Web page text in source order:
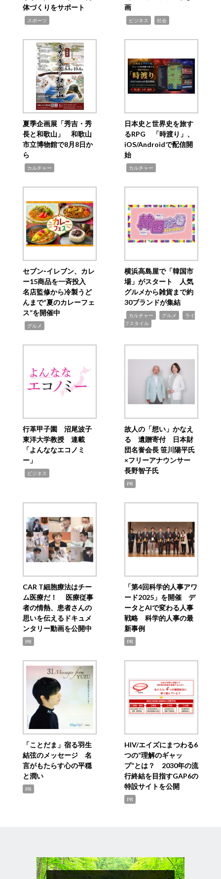
体づくりをサポート
スポーツ
画
ビジネス 社会
夏季企画展「秀吉・秀
長と和歌山」 和歌山
市立博物館で8月8日か
ら
カルチャー
日本史と世界史を旅す
るRPG 「時渡り」、
iOS/Androidで配信開
始
カルチャー
セブン‐イレブン、カレ
ー15商品を一斉投入
名店監修から冷製うど
んまで“夏のカレーフェ
ス”を開催中
グルメ
横浜高島屋で「韓国市
場」がスタート 人気
グルメから雑貨まで約
30ブランドが集結
カルチャー グルメ
ライ
フスタイル
行革甲子園 沼尾波子
東洋大学教授 連載
「よんななエコノミ
ー」
ビジネス
故人の「想い」かなえ
る 遺贈寄付 日本財
団名誉会長 笹川陽平氏
×フリーアナウンサー
長野智子氏
PR
CAR T細胞療法はチー
ム医療だ！ 医療従事
者の情熱、患者さんの
思いを伝えるドキュメ
ンタリー動画を公開中
PR
「第4回科学的人事アワ
ード2025」を開催 デ
ータとAIで変わる人事
戦略 科学的人事の最
新事例
PR
「ことだま」宿る羽生
結弦のメッセージ 名
言がもたらす心の平穏
と潤い
PR
HIV/エイズにまつわる6
つの“理解のギャッ
プ”とは？ 2030年の流
行終結を目指すGAP6の
特設サイトを公開
PR